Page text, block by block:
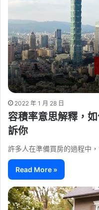
2022 年 1 月 28 日
容積率意思解釋，
訴你
許多人在準備買房的過程中
Read More »